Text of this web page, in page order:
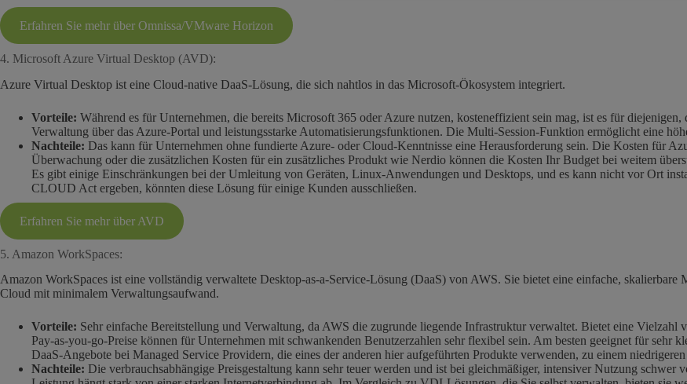
Erfahren Sie mehr über Omnissa/VMware Horizon
4. Microsoft Azure Virtual Desktop (AVD):
Azure Virtual Desktop ist eine Cloud-native DaaS-Lösung, die sich nahtlos in das Microsoft-Ökosystem integriert.
Vorteile: Während es für Unternehmen, die bereits Microsoft 365 oder Azure nutzen, kosteneffizient sein mag, ist es für
Verwaltung über das Azure-Portal und leistungsstarke Automatisierungsfunktionen. Die Multi-Session-Funktion ermöglicht eine
Nachteile: Das kann für Unternehmen ohne fundierte Azure- oder Cloud-Kenntnisse eine Herausforderung sein. Die Kosten für
Überwachung oder die zusätzlichen Kosten für ein zusätzliches Produkt wie Nerdio können die Kosten Ihr Budget bei weitem
Es gibt einige Einschränkungen bei der Umleitung von Geräten, Linux-Anwendungen und Desktops, und es kann nicht vor Ort
CLOUD Act ergeben, könnten diese Lösung für einige Kunden ausschließen.
Erfahren Sie mehr über AVD
5. Amazon WorkSpaces:
Amazon WorkSpaces ist eine vollständig verwaltete Desktop-as-a-Service-Lösung (DaaS) von AWS. Sie bietet eine einfache,
Cloud mit minimalem Verwaltungsaufwand.
Vorteile: Sehr einfache Bereitstellung und Verwaltung, da AWS die zugrunde liegende Infrastruktur verwaltet. Bietet eine
Pay-as-you-go-Preise können für Unternehmen mit schwankenden Benutzerzahlen sehr flexibel sein. Am besten geeignet für sehr
DaaS-Angebote bei Managed Service Providern, die eines der anderen hier aufgeführten Produkte verwenden, zu einem niedrigeren
Nachteile: Die verbrauchsabhängige Preisgestaltung kann sehr teuer werden und ist bei gleichmäßiger, intensiver Nutzung